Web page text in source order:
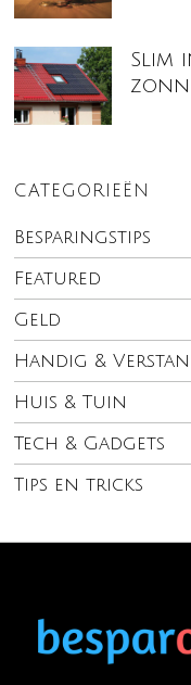
Slim
CATEGORIEËN
Besparingstips
Featured
Geld
Handig &
Huis & Tuin
Tech & Gadgets
Tips en tricks